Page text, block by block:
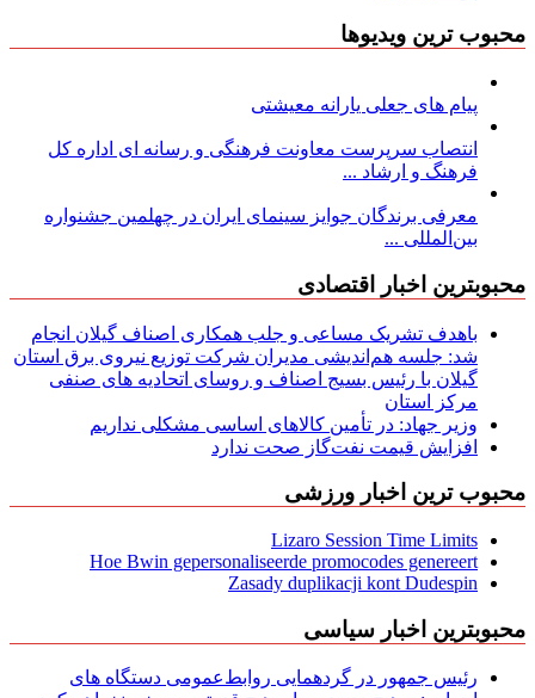
محبوب ترین ویدیوها
پیام های جعلی یارانه معیشتی
انتصاب سرپرست معاونت فرهنگی و رسانه ای اداره کل
فرهنگ و ارشاد ...
معرفی برندگان جوایز سینمای ایران در چهلمین جشنواره
بین‌المللی ...
محبوبترین اخبار اقتصادی
باهدف تشریک مساعی و جلب همکاری اصناف گیلان انجام
شد: جلسه هم‌اندیشی مدیران شركت توزیع نیروی برق استان
گیلان با رئیس بسیج اصناف و روسای اتحادیه های صنفی
مركز استان
وزیر جهاد: در تأمین کالاهای اساسی مشکلی نداریم
افزایش قیمت نفت‌گاز صحت ندارد
محبوب ترین اخبار ورزشی
Lizaro Session Time Limits
Hoe Bwin gepersonaliseerde promocodes genereert
Zasady duplikacji kont Dudespin
محبوبترین اخبار سیاسی
رئیس جمهور در گردهمایی روابط‌عمومی دستگاه های